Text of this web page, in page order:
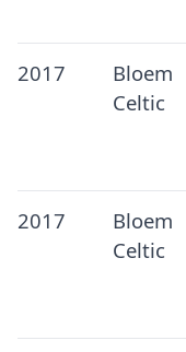
2017
Bloem
Celtic
2017
Bloem
Celtic